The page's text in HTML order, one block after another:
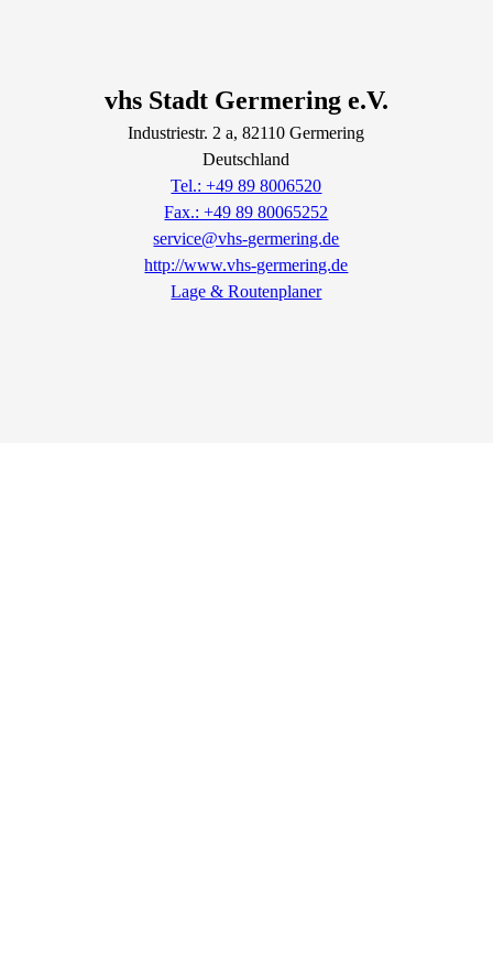
vhs Stadt Germering e.V.
Industriestr. 2 a, 82110Germering
Deutschland
Tel.: +49 89 8006520
Fax.: +49 89 80065252
service@vhs-germering.de
http://www.vhs-germering.de
Lage & Routenplaner